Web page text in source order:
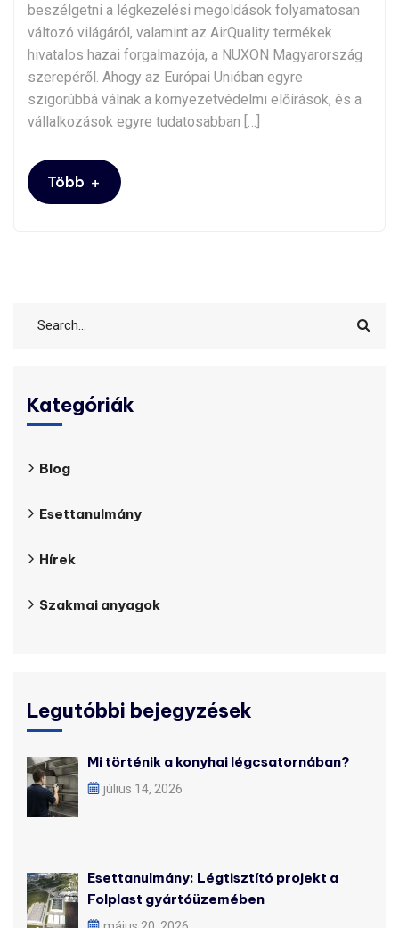
beszélgetni a légkezelési megoldások folyamatosan
változó világáról, valamint az AirQuality termékek
hivatalos hazai forgalmazója, a NUXON Magyarország
szerepéről. Ahogy az Európai Unióban egyre
szigorúbbá válnak a környezetvédelmi előírások, és a
vállalkozások egyre tudatosabban […]
Több +
Kategóriák
Blog
Esettanulmány
Hírek
Szakmai anyagok
Legutóbbi bejegyzések
Mi történik a konyhai légcsatornában?
július 14, 2026
Esettanulmány: Légtisztító projekt a
Folplast gyártóüzemében